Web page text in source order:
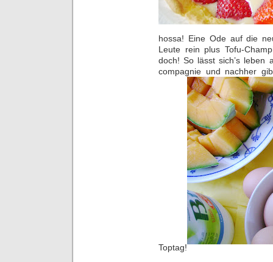
hossa! Eine Ode auf die
Leute rein plus Tofu-
doch! So lässt sich’s leben
compagnie und nachher
Toptag!